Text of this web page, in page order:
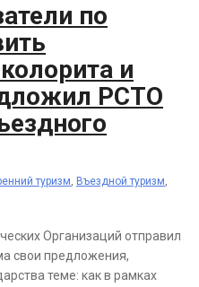
по
и
РСТО
туризм, Въездной туризм,
Организаций отправил
свои предложения,
теме: как в рамках